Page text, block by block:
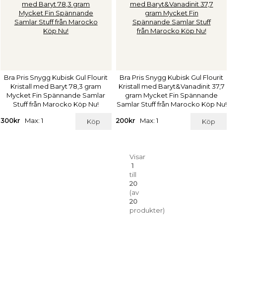
Bra Pris Snygg Kubisk Gul Flourit
Kristall med Baryt 78,3 gram
Mycket Fin Spännande Samlar
Stuff från Marocko Köp Nu!
300kr Köp
Max: 1
Bra Pris Snygg Kubisk Gul Flourit
Kristall med Baryt&Vanadinit 37,7
gram Mycket Fin Spännande
Samlar Stuff från Marocko Köp Nu!
200kr Köp
Max: 1
Visar
1
till
20
(av
20
produkter)